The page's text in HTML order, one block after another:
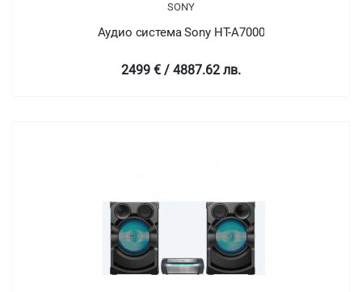
SONY
Аудио система Sony HT-A7000
2499 € / 4887.62 лв.